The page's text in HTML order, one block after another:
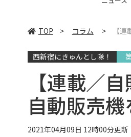
TOP > コラム > 【
西新宿にきゅんとし隊！
【連載／
自動販売
2021年04月09日 12時00分更新